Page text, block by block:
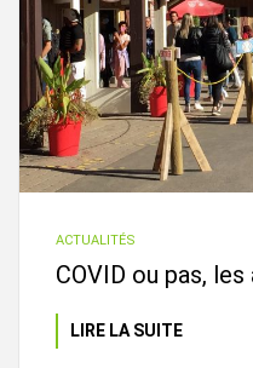
ACTUALITÉS
COVID ou pas,
LIRE LA SUITE